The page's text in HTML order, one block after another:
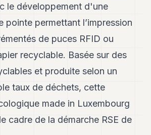
le développement d'une
pointe permettant l’impression
de puces RFID ou
recyclable. Basée sur des
et produite selon un
taux de déchets, cette
made in Luxembourg
cadre de la démarche RSE de